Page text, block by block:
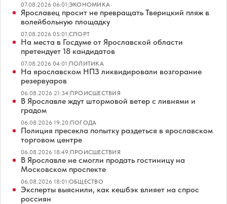
07.08.2026 06:01|ЭКОНОМИКА
Ярославец просит не превращать Тверицкий пляж в
волейбольную площадку
07.08.2026 05:01|СПОРТ
На места в Госдуме от Ярославской области
претендует 18 кандидатов
07.08.2026 04:01|ПОЛИТИКА
На ярославском НПЗ ликвидировали возгорание
резервуаров
06.08.2026 21:34|ПРОИСШЕСТВИЯ
В Ярославле ждут штормовой ветер с ливнями и
градом
06.08.2026 19:20|ПОГОДА
Полиция пресекла попытку раздеться в ярославском
торговом центре
06.08.2026 18:49|ПРОИСШЕСТВИЯ
В Ярославле не смогли продать гостиницу на
Московском проспекте
06.08.2026 18:01|ОБЩЕСТВО
Эксперты выяснили, как кешбэк влияет на спрос
россиян